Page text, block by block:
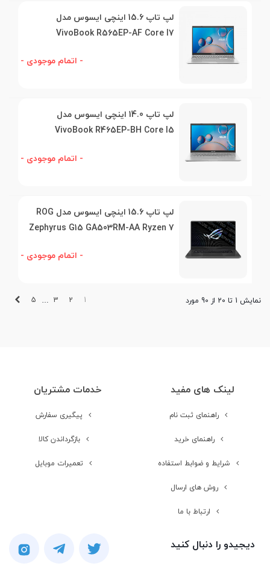
لپ تاپ 15.6 اینچی ایسوس مدل
VivoBook R565EP-AF Core I7
- اتمام موجودی -
لپ تاپ 14.0 اینچی ایسوس مدل
VivoBook R465EP-BH Core I5
- اتمام موجودی -
لپ تاپ 15.6 اینچی ایسوس مدل ROG
Zephyrus G15 GA503RM-AA Ryzen 7
- اتمام موجودی -
نمایش 1 تا 20 از 90 مورد 1
2
3
…
5
لینک های مفید
راهنمای ثبت نام
راهنمای خرید
شرایط و ضوابط استفاده
روش های ارسال
ارتباط با ما
خدمات مشتریان
پیگیری سفارش
بازگرداندن کالا
تعمیرات موبایل
دیجیدو را دنبال کنید